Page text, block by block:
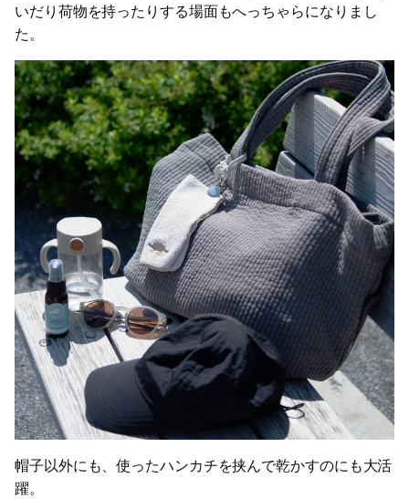
いだり荷物を持ったりする場面もへっちゃらになりまし
た。
帽子以外にも、使ったハンカチを挟んで乾かすのにも大活
躍。